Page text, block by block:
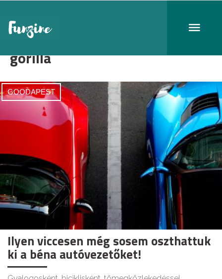
gorilla
GOODAPEST
Ilyen viccesen még sosem oszthattuk
ki a béna autóvezetőket!